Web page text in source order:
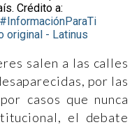
Crédito a:
#InformaciónParaTi
original - Latinus
salen a las calles
por las
casos que nunca
el debate